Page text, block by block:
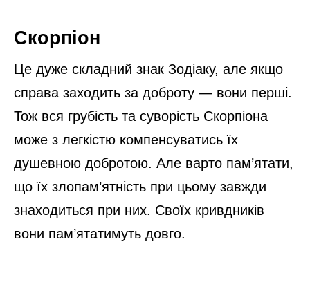
Скорпіон
Це дуже складний знак Зодіаку, але якщо
справа заходить за доброту — вони перші.
Тож вся грубість та суворість Скорпіона
може з легкістю компенсуватись їх
душевною добротою. Але варто пам’ятати,
що їх злопам’ятність при цьому завжди
знаходиться при них. Своїх кривдників
вони пам’ятатимуть довго.